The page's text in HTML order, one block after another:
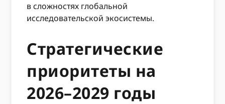
в сложностях глобальной
исследовательской экосистемы.
Стратегические
приоритеты на
2026–2029 годы